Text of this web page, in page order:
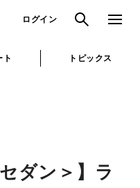
ログイン 検索 メニュ
ト トピックス
ダン＞】ラ